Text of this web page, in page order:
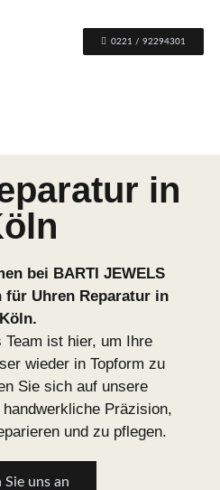
0221 / 92294301
in
bei BARTI JEWELS
für Uhren Reparatur in
Köln.
Team ist hier, um Ihre
wieder in Topform zu
Sie sich auf unsere
Präzision,
und zu pflegen.
Sie uns an